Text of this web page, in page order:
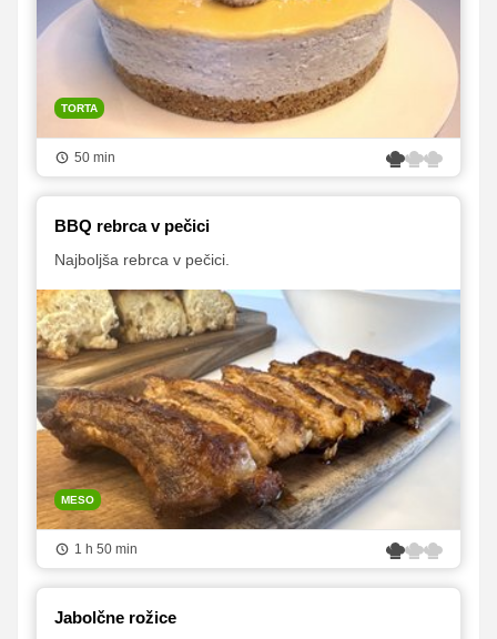
TORTA
50 min
BBQ rebrca v pečici
Najboljša rebrca v pečici.
MESO
1 h 50 min
Jabolčne rožice